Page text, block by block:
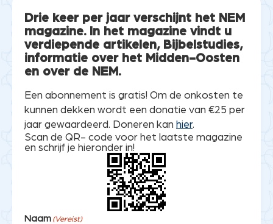
Drie keer per jaar verschijnt het NEM
magazine. In het magazine vindt u
verdiepende artikelen, Bijbelstudies,
informatie over het Midden-Oosten
en over de NEM.
Een abonnement is gratis! Om de onkosten te
kunnen dekken wordt een donatie van €25 per
jaar gewaardeerd. Doneren kan hier.
Scan de QR- code voor het laatste magazine
en schrijf je hieronder in!
Naam (Vereist)